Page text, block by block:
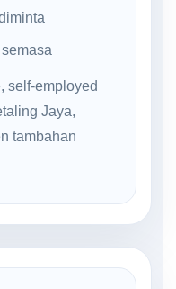
self-employed
Jaya,
tambahan